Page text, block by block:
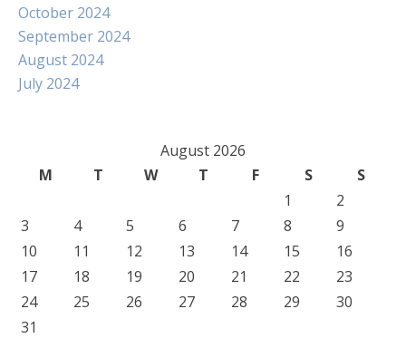
October 2024
September 2024
August 2024
July 2024
August 2026
M
T W T F S
S
1
2
3
4 5 6 7 8
9
10
11 12 13 14 15
16
17
18 19 20 21 22
23
24
25 26 27 28 29
30
31